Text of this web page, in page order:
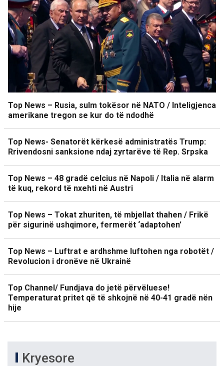
Top News – Rusia, sulm tokësor në NATO / Inteligjenca
amerikane tregon se kur do të ndodhë
Top News- Senatorët kërkesë administratës Trump:
Rrivendosni sanksione ndaj zyrtarëve të Rep. Srpska
Top News – 48 gradë celcius në Napoli / Italia në alarm
të kuq, rekord të nxehti në Austri
Top News – Tokat zhuriten, të mbjellat thahen / Frikë
për sigurinë ushqimore, fermerët ‘adaptohen’
Top News – Luftrat e ardhshme luftohen nga robotët /
Revolucion i dronëve në Ukrainë
Top Channel/ Fundjava do jetë përvëluese!
Temperaturat pritet që të shkojnë në 40-41 gradë nën
hije
Kryesore